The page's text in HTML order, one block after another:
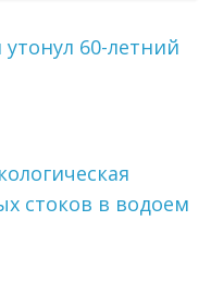
60-летний
стоков в водоем